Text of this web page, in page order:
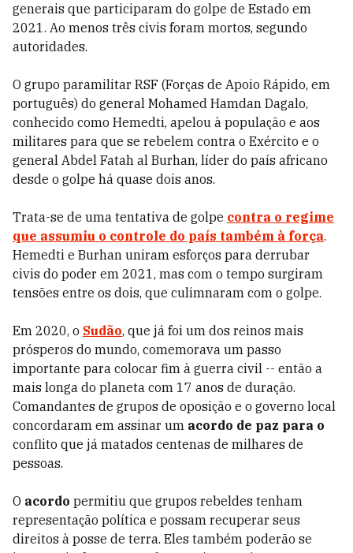
generais que participaram do golpe de Estado em
2021. Ao menos três civis foram mortos, segundo
autoridades.
O grupo paramilitar RSF (Forças de Apoio Rápido, em
português) do general Mohamed Hamdan Dagalo,
conhecido como Hemedti, apelou à população e aos
militares para que se rebelem contra o Exército e o
general Abdel Fatah al Burhan, líder do país africano
desde o golpe há quase dois anos.
Trata-se de uma tentativa de golpe contra o regime
que assumiu o controle do país também à força.
Hemedti e Burhan uniram esforços para derrubar
civis do poder em 2021, mas com o tempo surgiram
tensões entre os dois, que culimnaram com o golpe.
Em 2020, o Sudão, que já foi um dos reinos mais
prósperos do mundo, comemorava um passo
importante para colocar fim à guerra civil -- então a
mais longa do planeta com 17 anos de duração.
Comandantes de grupos de oposição e o governo local
concordaram em assinar um acordo de paz para o
conflito que já matados centenas de milhares de
pessoas.
O acordo permitiu que grupos rebeldes tenham
representação política e possam recuperar seus
direitos à posse de terra. Eles também poderão se